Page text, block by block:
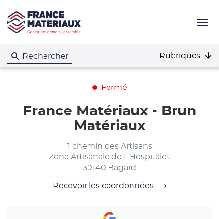
Menu
Rechercher Rubriques
Fermé
France Matériaux - Brun
Matériaux
1 chemin des Artisans
Zone Artisanale de L'Hospitalet
30140 Bagard
Recevoir les coordonnées
du